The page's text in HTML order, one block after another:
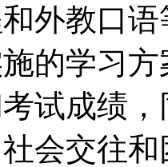
外教口
的学习
试成绩
会交往